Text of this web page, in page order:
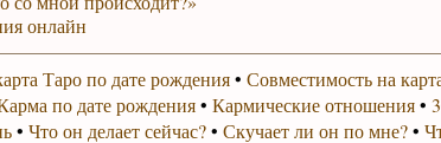
онлайн
Таро по дате рождения• Совместимость на
по дате рождения• Кармические отношения•
• Что он делает сейчас?• Скучает ли он по мне?•